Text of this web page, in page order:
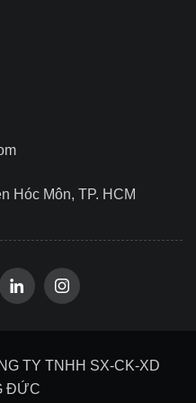
Hóc Môn, TP. HCM
TY TNHH SX-CK-XD
ĐỨC